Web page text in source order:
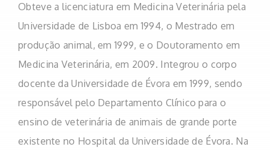
Obteve a licenciatura em Medicina Veterinária pela
Universidade de Lisboa em 1994, o Mestrado em
produção animal, em 1999, e o Doutoramento em
Medicina Veterinária, em 2009. Integrou o corpo
docente da Universidade de Évora em 1999, sendo
responsável pelo Departamento Clínico para o
ensino de veterinária de animais de grande porte
existente no Hospital da Universidade de Évora. Na